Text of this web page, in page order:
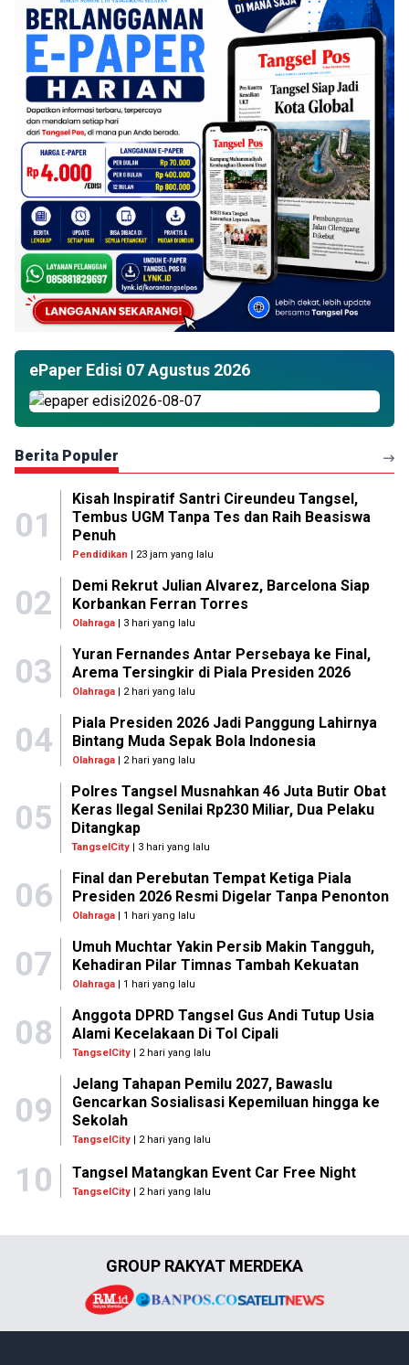
ePaper Edisi 07 Agustus 2026
Berita Populer
01
Kisah Inspiratif Santri Cireundeu Tangsel,
Tembus UGM Tanpa Tes dan Raih Beasiswa
Penuh
Pendidikan | 23 jam yang lalu
02
Demi Rekrut Julian Alvarez, Barcelona Siap
Korbankan Ferran Torres
Olahraga| 3 hari yang lalu
03
Yuran Fernandes Antar Persebaya ke Final,
Arema Tersingkir di Piala Presiden 2026
Olahraga| 2 hari yang lalu
04
Piala Presiden 2026 Jadi Panggung Lahirnya
Bintang Muda Sepak Bola Indonesia
Olahraga| 2 hari yang lalu
05
Polres Tangsel Musnahkan 46 Juta Butir Obat
Keras Ilegal Senilai Rp230 Miliar, Dua Pelaku
Ditangkap
TangselCity | 3 hari yang lalu
06
Final dan Perebutan Tempat Ketiga Piala
Presiden 2026 Resmi Digelar Tanpa Penonton
Olahraga| 1 hari yang lalu
07
Umuh Muchtar Yakin Persib Makin Tangguh,
Kehadiran Pilar Timnas Tambah Kekuatan
Olahraga| 1 hari yang lalu
08
Anggota DPRD Tangsel Gus Andi Tutup Usia
Alami Kecelakaan Di Tol Cipali
TangselCity| 2 hari yang lalu
09
Jelang Tahapan Pemilu 2027, Bawaslu
Gencarkan Sosialisasi Kepemiluan hingga ke
Sekolah
TangselCity| 2 hari yang lalu
10 Tangsel Matangkan Event Car Free Night
TangselCity | 2 hari yang lalu
GROUP RAKYAT MERDEKA